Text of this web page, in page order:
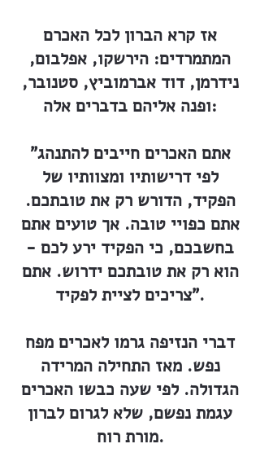
אז קרא הברון לכל האכרם
המתמרדים: הירשקו, אפלבום,
נידרמן, דוד אברמוביץ, סטנובר,
ופנה אליהם בדברים אלה:
"אתם האכרים חייבים להתנהג
לפי דרישותיו ומצוותיו של
הפקיד, הדורש רק את טובתכם.
אתם כפויי טובה. אך טועים אתם
בחשבכם, כי הפקיד ירע לכם -
הוא רק את טובתכם ידרוש. אתם
צריכים לציית לפקיד".
דברי הנזיפה גרמו לאכרים מפח
נפש. מאז התחילה המרידה
הגדולה. לפי שעה כבשו האכרים
עגמת נפשם, שלא לגרום לברון
מורת רוח.